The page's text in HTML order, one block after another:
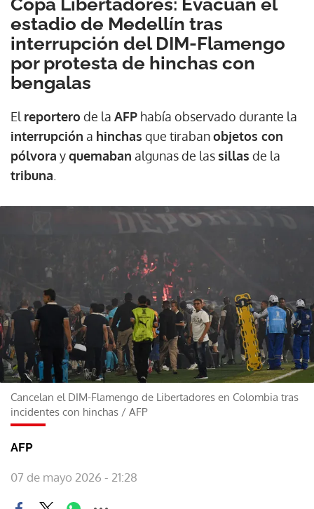
Copa Libertadores: Evacúan el
estadio de Medellín tras
interrupción del DIM-Flamengo
por protesta de hinchas con
bengalas
El reportero de la AFP había observado durante la
interrupción a hinchas que tirabanobjetos con
pólvora yquemaban algunas de las sillas de la
tribuna
Cancelan el DIM-Flamengo de Libertadores en Colombia tras
incidentes con hinchas / AFP
AFP
07 de mayo 2026 - 21:28